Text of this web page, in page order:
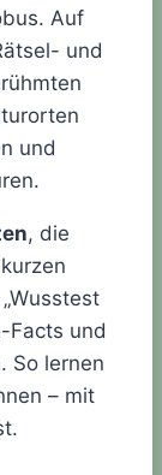
Auf
und
und
, die
Facts und
So lernen
– mit